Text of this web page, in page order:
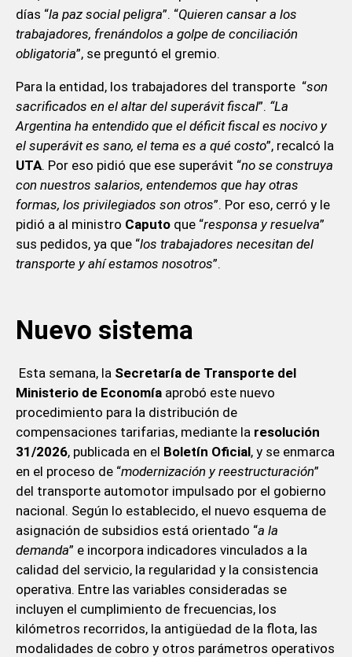
días “la paz social peligra”. “Quieren cansar a los
trabajadores, frenándolos a golpe de conciliación
obligatoria”, se preguntó el gremio.
Para la entidad, los trabajadores del transporte “son
sacrificados en el altar del superávit fiscal”. “La
Argentina ha entendido que el déficit fiscal es nocivo y
el superávit es sano, el tema es a qué costo”, recalcó la
UTA. Por eso pidió que ese superávit “no se construya
con nuestros salarios, entendemos que hay otras
formas, los privilegiados son otros”. Por eso, cerró y le
pidió a al ministro Caputoque “responsa y resuelva”
sus pedidos, ya que “los trabajadores necesitan del
transporte y ahí estamos nosotros”.
Nuevo sistema
Esta semana, la Secretaría de Transporte del
Ministerio de Economíaaprobó este nuevo
procedimiento para la distribución de
compensaciones tarifarias, mediante la resolución
31/2026, publicada en el Boletín Oficial, y se enmarca
en el proceso de “modernización y reestructuración”
del transporte automotor impulsado por el gobierno
nacional. Según lo establecido, el nuevo esquema de
asignación de subsidios está orientado “a la
demanda” e incorpora indicadores vinculados a la
calidad del servicio, la regularidad y la consistencia
operativa. Entre las variables consideradas se
incluyen el cumplimiento de frecuencias, los
kilómetros recorridos, la antigüedad de la flota, las
modalidades de cobro y otros parámetros operativos